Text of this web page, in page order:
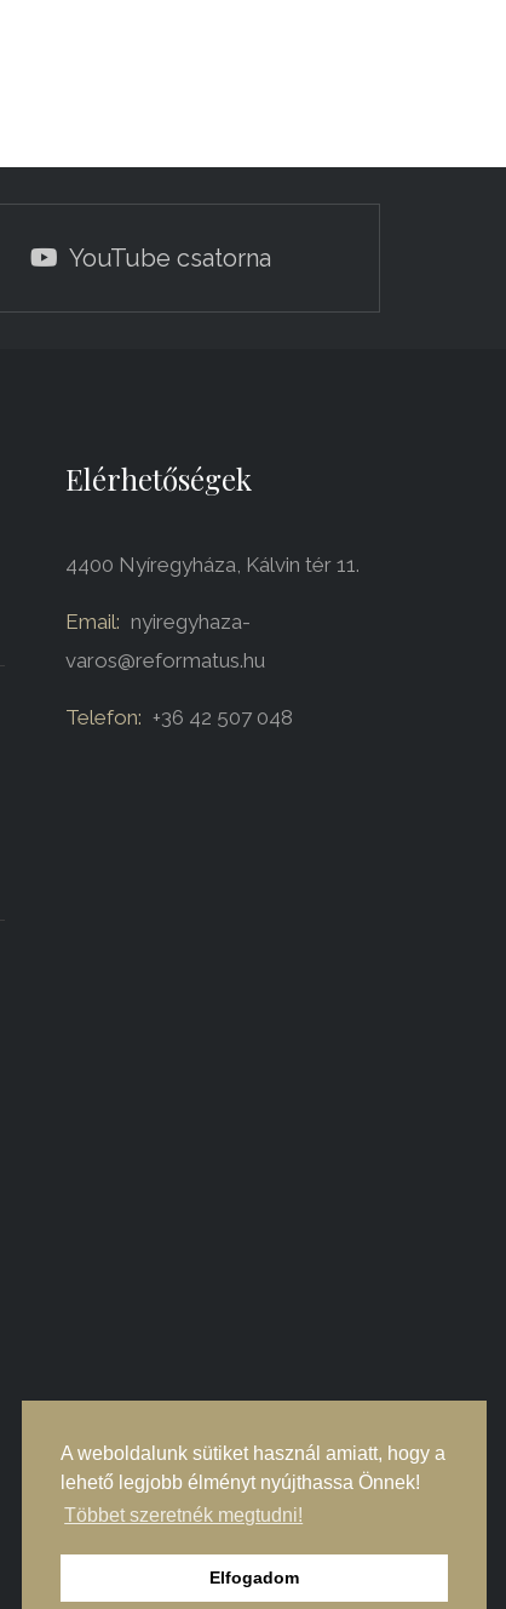
A weboldalunk sütiket használ amiatt, hogy a
lehető legjobb élményt nyújthassa Önnek!
Többet szeretnék megtudni!
Elfogadom
YouTube csatorna
Elérhetőségek
4400 Nyíregyháza, Kálvin tér 11.
Email: nyiregyhaza-
varos@reformatus.hu
Telefon: +36 42 507 048